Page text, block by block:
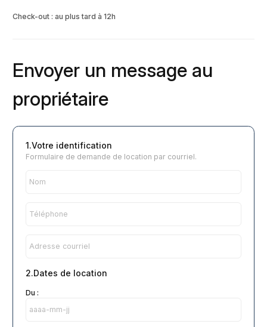
Envoyer un message au
propriétaire
Formulaire de demande de location par courriel.
1.Votre identification
2.Dates de location
Du :
Check-out : au plus tard à 12h